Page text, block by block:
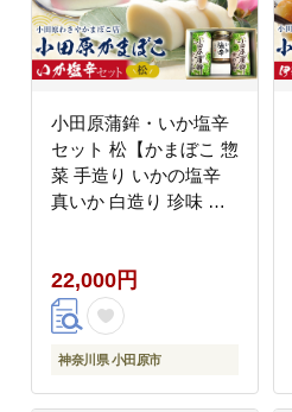
小田原蒲鉾・いか塩辛
セット 松【かまぼこ 惣
菜 手造り いかの塩辛
真いか 白造り 珍味 お
贈り物 日本酒 焼酎 お
つまみ 家庭用 自宅用
贈答品 神奈川県 小田原
市 】
22,000円
神奈川県 小田原市